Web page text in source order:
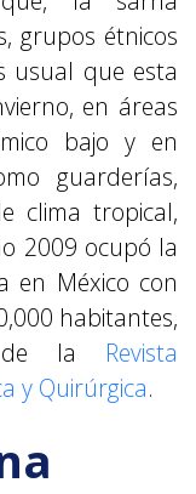
grupos étnicos
usual que esta
en áreas
bajo y en
guarderías,
clima tropical,
2009 ocupó la
en México con
habitantes,
de la Revista
y Quirúrgica.